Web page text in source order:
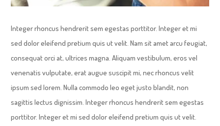
Integer rhoncus hendrerit sem egestas porttitor. Integer et mi
sed dolor eleifend pretium quis ut velit. Nam sit amet arcu feugiat,
consequat orci at, ultrices magna. Aliquam vestibulum, eros vel
venenatis vulputate, erat augue suscipit mi, nec rhoncus velit
ipsum sed lorem. Nulla commodo leo eget justo blandit, non
sagittis lectus dignissim. Integer rhoncus hendrerit sem egestas
porttitor. Integer et mi sed dolor eleifend pretium quis ut velit.